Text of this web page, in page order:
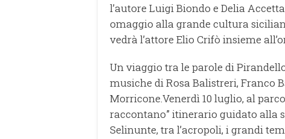
l’autore Luigi Biondo e Delia
omaggio alla grande cultura
vedrà l’attore Elio Crifò insieme
Un viaggio tra le parole di
musiche di Rosa Balistreri, Franco
Morricone.Venerdì 10 luglio, al
raccontano” itinerario guidato alla
Selinunte, tra l’acropoli, i grandi